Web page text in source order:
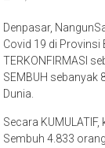
Denpasar,
Covid 19 di Provinsi
TERKONFIRMASI
SEMBUH sebanyak
Dunia.
Secara
Sembuh 4.833